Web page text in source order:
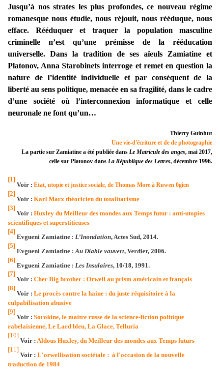
Jusqu’à nos strates les plus profondes, ce nouveau régime
romanesque nous étudie, nous réjouit, nous rééduque, nous
efface. Rééduquer et traquer la population masculine
criminelle n’est qu’une prémisse de la rééducation
universelle. Dans la tradition de ses aïeuls Zamiatine et
Platonov, Anna Starobinets interroge et remet en question la
nature de l’identité individuelle et par conséquent de la
liberté au sens politique, menacée en sa fragilité, dans le cadre
d’une société où l’interconnexion informatique et celle
neuronale ne font qu’un…
Thierry Guinhut
Une vie-d'écriture et de de photographie
La partie sur Zamiatine a été publiée dans Le Matricule des anges, mai 2017,
celle sur Platonov dans La République des Lettres, décembre 1996.
[1]
Voir : Etat, utopie et justice sociale, de Thomas More à Ruwen 0gien
[2]
Voir : Karl Marx théoricien du totalitarisme
[3]
Voir : Huxley du Meilleur des mondes aux Temps futur : anti-utopies
scientifiques et superstitieuses
[4]
Evgueni Zamiatine : L’Inondation, Actes Sud, 2014.
[5]
Evgueni Zamiatine : Au Diable vauvert, Verdier, 2006.
[6]
Evgueni Zamiatine : Les Insulaires, 10/18, 1991.
[7]
Voir : Cher Big brother : Orwell au prism américain et français
[8]
Voir : Le procès contre la haine : du juste réquisitoire à la
culpabilisation abusive
[9]
Voir : Sorokine, le maitre russe de la science-fiction politique
rabelaisienne, Le Lard bleu, La Glace, Telluria
[10]
Voir : Aldous Huxley, du Meilleur des mondes aux Temps futurs
[11]
Voir : L'orwellisation sociétale : à l'occasion de la nouvelle
traduction de 1984